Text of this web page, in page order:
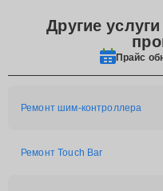
Другие
Прайс
Ремонт шим-контроллера
Ремонт Touch Bar